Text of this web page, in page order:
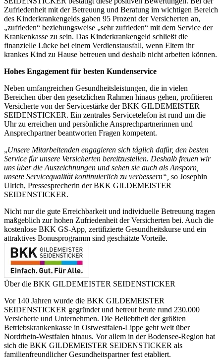
Zufriedenheit mit der Betreuung und Beratung im wichtigen Bereich
des Kinderkrankengelds gaben 95 Prozent der Versicherten an,
„zufrieden“ beziehungsweise „sehr zufrieden“ mit dem Service der
Krankenkasse zu sein. Das Kinderkrankengeld schließt die
finanzielle Lücke bei einem Verdienstausfall, wenn Eltern ihr
krankes Kind zu Hause betreuen und deshalb nicht arbeiten können.
Hohes Engagement für besten Kundenservice
Neben umfangreichen Gesundheitsleistungen, die in vielen
Bereichen über den gesetzlichen Rahmen hinaus gehen, profitieren
Versicherte von der Servicestärke der BKK GILDEMEISTER
SEIDENSTICKER. Ein zentrales Servicetelefon ist rund um die
Uhr zu erreichen und persönliche Ansprechpartnerinnen und
Ansprechpartner beantworten Fragen kompetent.
„Unsere Mitarbeitenden engagieren sich täglich dafür, den besten
Service für unsere Versicherten bereitzustellen. Deshalb freuen wir
uns über die Auszeichnungen und sehen sie auch als Ansporn,
unsere Servicequalität kontinuierlich zu verbessern“, so Josephin
Ulrich, Pressesprecherin der BKK GILDEMEISTER
SEIDENSTICKER.
Nicht nur die gute Erreichbarkeit und individuelle Betreuung tragen
maßgeblich zur hohen Zufriedenheit der Versicherten bei. Auch die
kostenlose BKK GS-App, zertifizierte Gesundheitskurse und ein
attraktives Bonusprogramm sind geschätzte Vorteile.
Über die BKK GILDEMEISTER SEIDENSTICKER
Vor 140 Jahren wurde die BKK GILDEMEISTER
SEIDENSTICKER gegründet und betreut heute rund 230.000
Versicherte und Unternehmen. Die Beliebtheit der größten
Betriebskrankenkasse in Ostwestfalen-Lippe geht weit über
Nordrhein-Westfalen hinaus. Vor allem in der Bodensee-Region hat
sich die BKK GILDEMEISTER SEIDENSTICKER als
familienfreundlicher Gesundheitspartner fest etabliert.